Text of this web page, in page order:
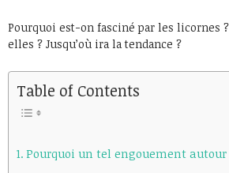
Pourquoi est-on fasciné par les licornes
elles ? Jusqu’où ira la tendance ?
Table of Contents
Pourquoi un tel engouement autour